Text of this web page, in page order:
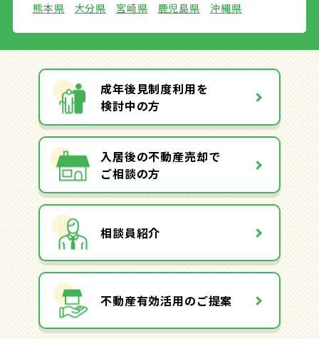
熊本県
大分県 宮崎県 鹿児島県 沖縄県
成年後見制度利用を
検討中の方
入居後の不動産売却で
ご相談の方
相談員紹介
不動産有効活用のご提案